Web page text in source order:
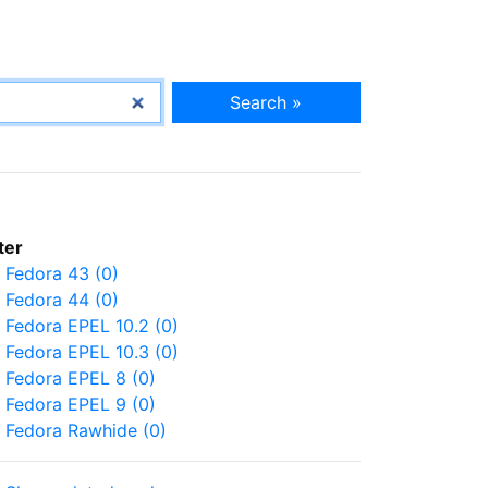
Search »
Fedora 43 (0)
Fedora 44 (0)
Fedora EPEL 10.2 (0)
Fedora EPEL 10.3 (0)
Fedora EPEL 8 (0)
Fedora EPEL 9 (0)
Fedora Rawhide (0)